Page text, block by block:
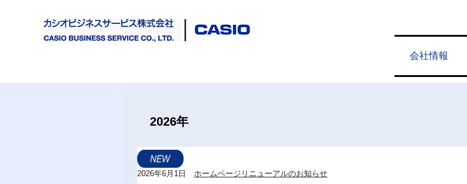
会社情報
2026年
2026年6月1日 ホームページリニューアルのお知らせ